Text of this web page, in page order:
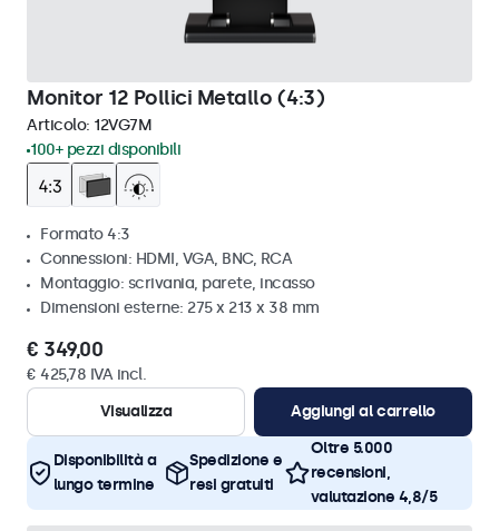
Monitor 12 Pollici Metallo (4:3)
Articolo: 12VG7M
100+ pezzi disponibili
Formato 4:3
Connessioni: HDMI, VGA, BNC, RCA
Montaggio: scrivania, parete, incasso
Dimensioni esterne: 275 x 213 x 38 mm
€ 349,00
€ 425,78 IVA incl.
Visualizza
Aggiungi al carrello
Disponibilità a
lungo termine
Spedizione e
resi gratuiti
Oltre 5.000
recensioni,
valutazione 4,8/5